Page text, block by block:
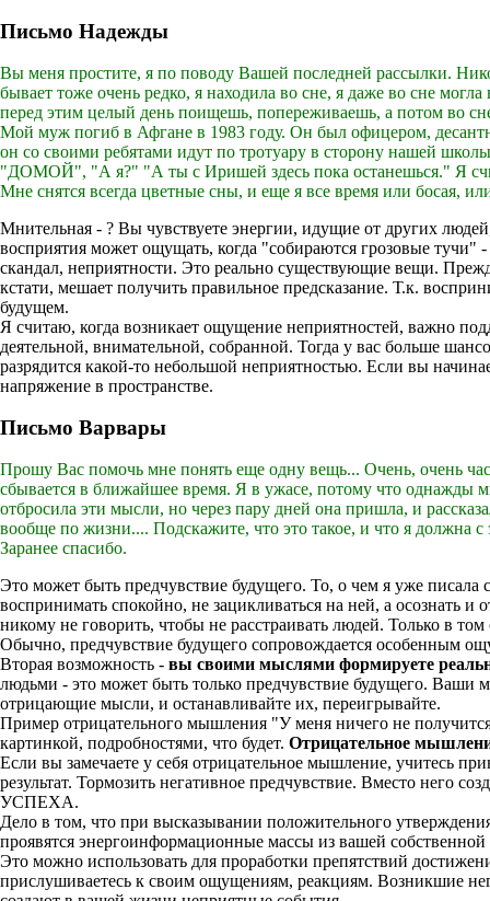
Письмо Надежды
Вы меня простите, я по поводу Вашей последней рассылки.
бывает тоже очень редко, я находила во сне, я даже во сне
перед этим целый день поищешь, попереживаешь, а потом во
Мой муж погиб в Афгане в 1983 году. Он был офицером,
он со своими ребятами идут по тротуару в сторону нашей
"ДОМОЙ", "А я?" "А ты с Иришей здесь пока останешься." Я
Мне снятся всегда цветные сны, и еще я все время или босая,
Мнительная - ? Вы чувствуете энергии, идущие от других
восприятия может ощущать, когда "собираются грозовые тучи"
скандал, неприятности. Это реально существующие вещи.
кстати, мешает получить правильное предсказание. Т.к.
будущем.
Я считаю, когда возникает ощущение неприятностей, важно
деятельной, внимательной, собранной. Тогда у вас больше
разрядится какой-то небольшой неприятностью. Если вы
напряжение в пространстве.
Письмо Варвары
Прошу Вас помочь мне понять еще одну вещь... Очень, очень
сбывается в ближайшее время. Я в ужасе, потому что однажды
отбросила эти мысли, но через пару дней она пришла, и
вообще по жизни.... Подскажите, что это такое, и что я должна с
Заранее спасибо.
Это может быть предчувствие будущего. То, о чем я уже
воспринимать спокойно, не зацикливаться на ней, а осознать
никому не говорить, чтобы не расстраивать людей. Только в
Обычно, предчувствие будущего сопровождается особенным
Вторая возможность - вы своими мыслями формируете
людьми - это может быть только предчувствие будущего. Ваши
отрицающие мысли, и останавливайте их, переигрывайте.
Пример отрицательного мышления "У меня ничего не
картинкой, подробностями, что будет. Отрицательное
Если вы замечаете у себя отрицательное мышление, учитесь
результат. Тормозить негативное предчувствие. Вместо
УСПЕХА.
Дело в том, что при высказывании положительного
проявятся энергоинформационные массы из вашей
Это можно использовать для проработки препятствий
прислушиваетесь к своим ощущениям, реакциям. Возникшие